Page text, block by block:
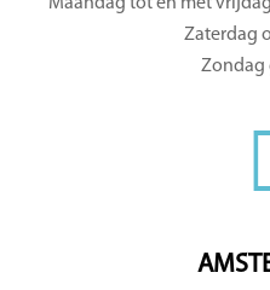
Maandag tot en met
Zaterdag
Zondag